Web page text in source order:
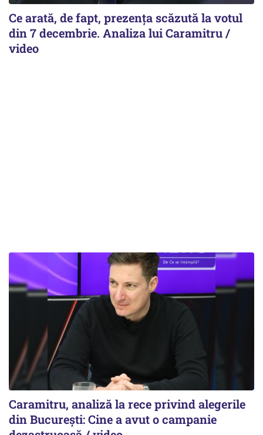
Ce arată, de fapt, prezența scăzută la votul
din 7 decembrie. Analiza lui Caramitru /
video
Caramitru, analiză la rece privind alegerile
din București: Cine a avut o campanie